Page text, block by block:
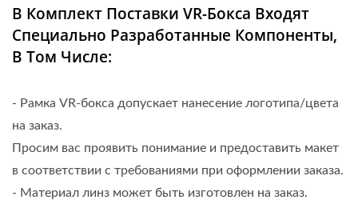
В Комплект Поставки VR-Бокса Входят
Специально Разработанные Компоненты,
В Том Числе:
- Рамка VR-бокса допускает нанесение логотипа/цвета
на заказ.
Просим вас проявить понимание и предоставить макет
в соответствии с требованиями при оформлении заказа.
- Материал линз может быть изготовлен на заказ.